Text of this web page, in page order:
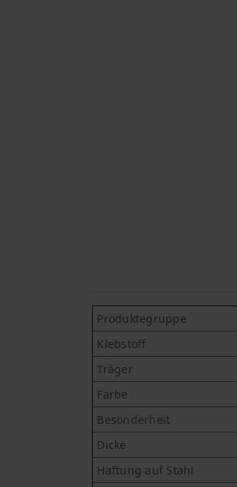
Produktegruppe
Klebstoff
Träger
Farbe
Besonderheit
Dicke
Haftung auf Stahl